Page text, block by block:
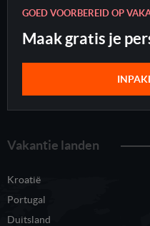
GOED VOORBEREID OP
Maak gratis je
Vakantie landen
Kroatië
Portugal
Duitsland